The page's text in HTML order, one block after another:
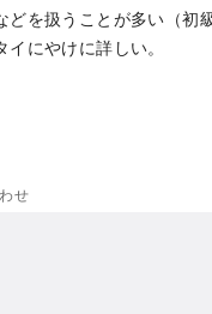
どを扱うことが多い（初
にやけに詳しい。
せ